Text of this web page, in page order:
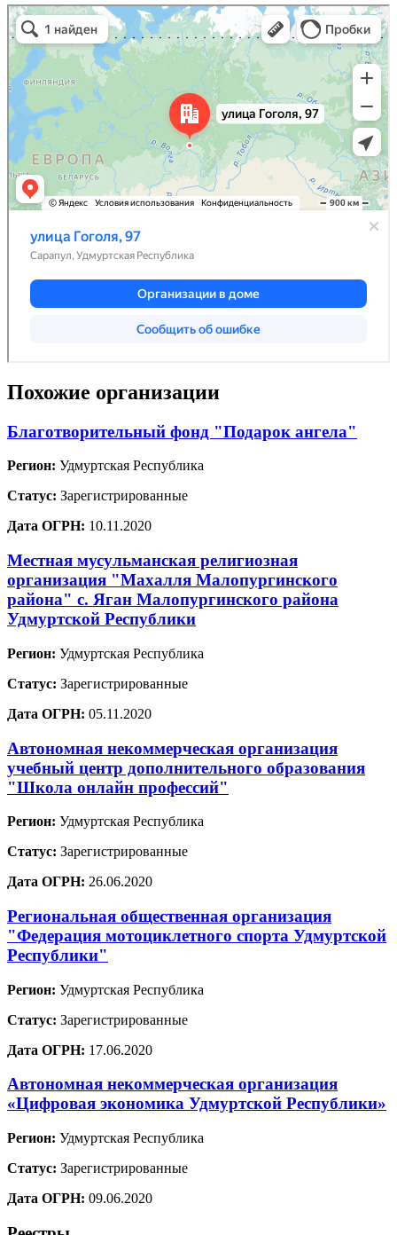
Похожие организации
Благотворительный фонд "Подарок ангела"
Регион: Удмуртская Республика
Статус: Зарегистрированные
Дата ОГРН: 10.11.2020
Местная мусульманская религиозная
организация "Махалля Малопургинского
района" с. Яган Малопургинского района
Удмуртской Республики
Регион: Удмуртская Республика
Статус: Зарегистрированные
Дата ОГРН: 05.11.2020
Автономная некоммерческая организация
учебный центр дополнительного образования
"Школа онлайн профессий"
Регион: Удмуртская Республика
Статус: Зарегистрированные
Дата ОГРН: 26.06.2020
Региональная общественная организация
"Федерация мотоциклетного спорта Удмуртской
Республики"
Регион: Удмуртская Республика
Статус: Зарегистрированные
Дата ОГРН: 17.06.2020
Автономная некоммерческая организация
«Цифровая экономика Удмуртской Республики»
Регион: Удмуртская Республика
Статус: Зарегистрированные
Дата ОГРН: 09.06.2020